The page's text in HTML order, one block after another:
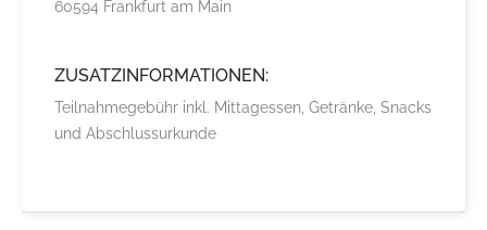
60594 Frankfurt am Main
ZUSATZINFORMATIONEN:
Teilnahmegebühr inkl. Mittagessen, Getränke, Snacks
und Abschlussurkunde